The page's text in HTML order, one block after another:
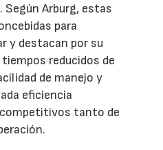
Arburg, estas
para
y destacan por su
reducidos de
de manejo y
eficiencia
tanto de